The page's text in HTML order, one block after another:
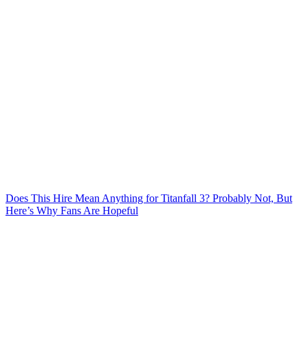
Does This Hire Mean Anything for Titanfall 3? Probably Not, But
Here’s Why Fans Are Hopeful